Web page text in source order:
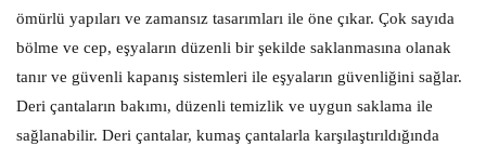
ömürlü yapıları ve zamansız tasarımları ile öne çıkar. Çok sayıda
bölme ve cep, eşyaların düzenli bir şekilde saklanmasına olanak
tanır ve güvenli kapanış sistemleri ile eşyaların güvenliğini sağlar.
Deri çantaların bakımı, düzenli temizlik ve uygun saklama ile
sağlanabilir. Deri çantalar, kumaş çantalarla karşılaştırıldığında